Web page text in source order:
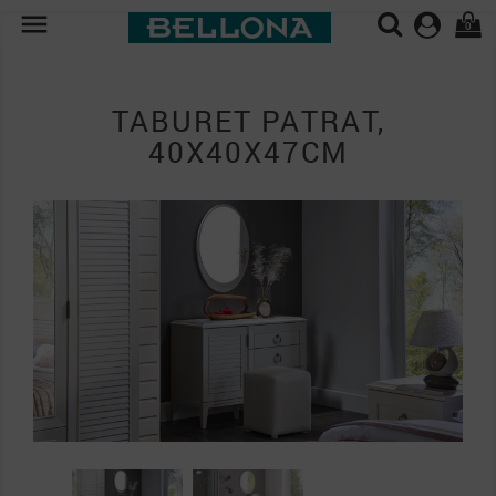
 0
TABURET PATRAT,
40X40X47CM